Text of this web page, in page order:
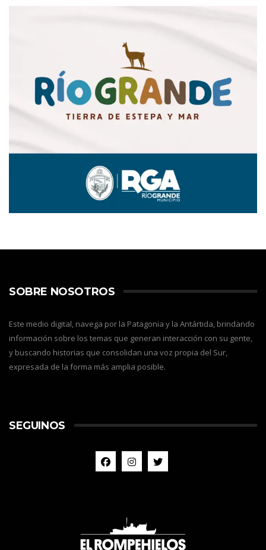
SOBRE NOSOTROS
Este medio digital, navega por la Patagonia y la Antártida, brindando
información sobre los temas que generan interacción con su gente,
y buscando historias que consolidan una voz propia del Sur,
expresada de la forma más amplia posible.
SEGUINOS